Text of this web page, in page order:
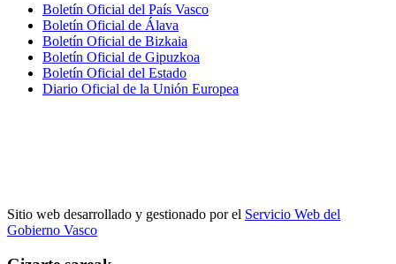
Boletín Oficial del País Vasco
Boletín Oficial de Álava
Boletín Oficial de Bizkaia
Boletín Oficial de Gipuzkoa
Boletín Oficial del Estado
Diario Oficial de la Unión Europea
Sitio web desarrollado y gestionado por el Servicio Web del
Gobierno Vasco